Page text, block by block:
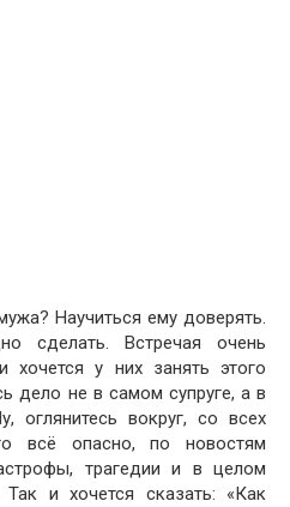
Научиться ему доверять.
сделать. Встречая очень
у них занять этого
дело не в самом супруге, а в
вокруг, со всех
всё опасно, по новостям
трагедии и в целом
и хочется сказать: «Как